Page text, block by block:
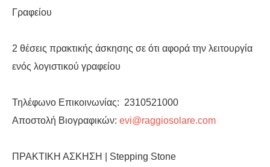
Γραφείου
2 θέσεις πρακτικής άσκησης σε ότι αφορά την λειτουργία
ενός λογιστικού γραφείου
Τηλέφωνο Επικοινωνίας: 2310521000
Αποστολή Βιογραφικών: evi@raggiosolare.com
ΠΡΑΚΤΙΚΗ ΑΣΚΗΣΗ | Stepping Stone